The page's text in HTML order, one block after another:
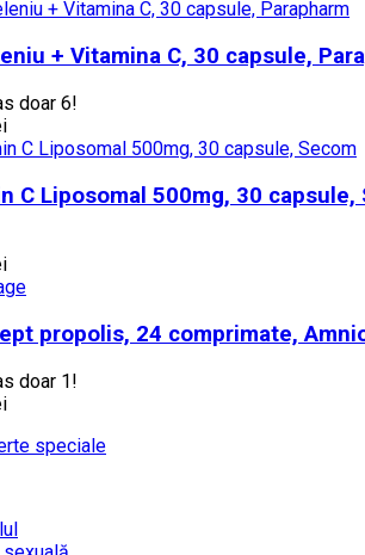
+ Vitamina C, 30 capsule,
doar 6!
C Liposomal 500mg, 30 capsule,
propolis, 24 comprimate,
doar 1!
speciale